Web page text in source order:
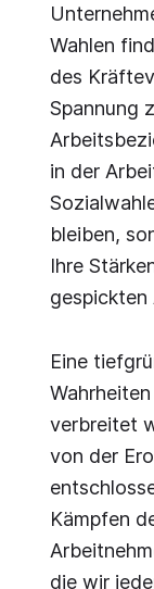
Wahlen
des
Spannung
in der
bleiben,
Ihre
gespickten
Eine
verbreitet
von der
Kämpfen
die wir